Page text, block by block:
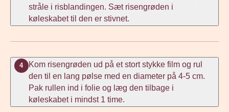
stråle i risblandingen. Sæt risengrøden i
køleskabet til den er stivnet.
4
Kom risengrøden ud på et stort stykke film og rul
den til en lang pølse med en diameter på 4-5 cm.
Pak rullen ind i folie og læg den tilbage i
køleskabet i mindst 1 time.